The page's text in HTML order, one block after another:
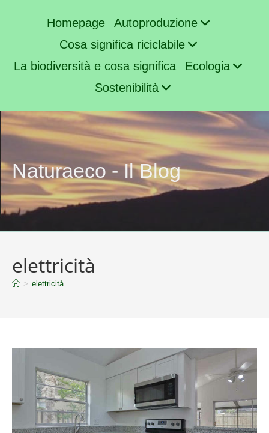
Homepage
Autoproduzione
Cosa significa riciclabile
La biodiversità e cosa significa
Ecologia
Sostenibilità
Naturaeco - Il Blog
elettricità
> elettricità